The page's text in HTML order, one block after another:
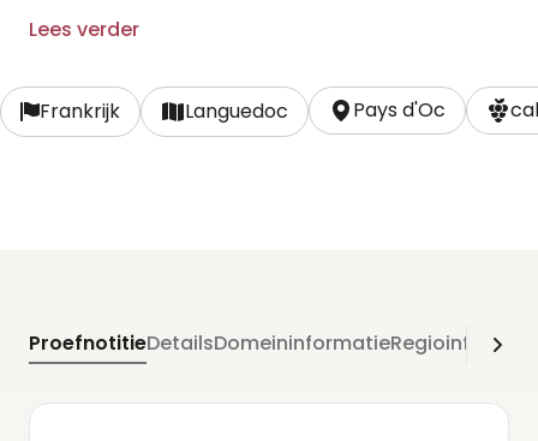
Lees verder
Frankrijk Languedoc Pays d'Oc
ProefnotitieDetailsDomeininformatie